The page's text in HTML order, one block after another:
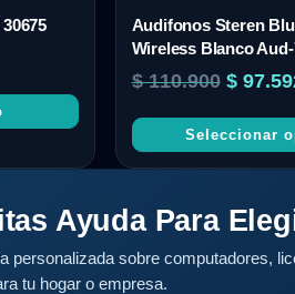
Audifonos Steren
Wireless Blanco Aud-
$110.900 $
Seleccionar
Ayuda Para
personalizada sobre computadores,
tu hogar o empresa.